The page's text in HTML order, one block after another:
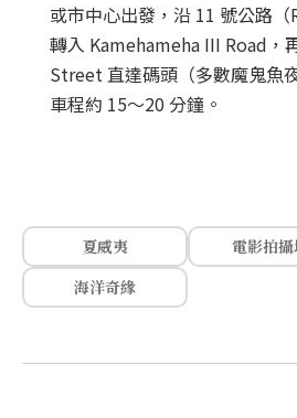
或市中心出發，沿 11 號公路（
轉入 Kamehameha III Road，
Street 直達碼頭（多數魔鬼魚
車程約 15～20 分鐘。
夏威夷
電影拍
海洋奇緣